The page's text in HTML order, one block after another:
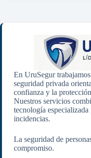
En UruSegur
seguridad privada
confianza y la
Nuestros servicios
tecnología
incidencias.
La seguridad de
compromiso.